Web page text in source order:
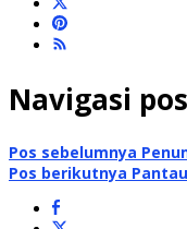
Navigasi pos
Pos sebelumnya
Pos berikutnya